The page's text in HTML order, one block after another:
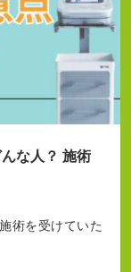
な人？ 施術
術を受けていた